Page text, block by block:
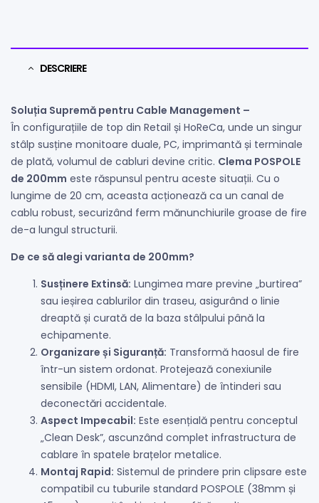
DESCRIERE
Soluția Supremă pentru Cable Management –
În configurațiile de top din Retail și HoReCa, unde un singur
stâlp susține monitoare duale, PC, imprimantă și terminale
de plată, volumul de cabluri devine critic. Clema POSPOLE
de 200mm este răspunsul pentru aceste situații. Cu o
lungime de 20 cm, aceasta acționează ca un canal de
cablu robust, securizând ferm mănunchiurile groase de fire
de-a lungul structurii.
De ce să alegi varianta de 200mm?
Susținere Extinsă: Lungimea mare previne „burtirea”
sau ieșirea cablurilor din traseu, asigurând o linie
dreaptă și curată de la baza stâlpului până la
echipamente.
Organizare și Siguranță: Transformă haosul de fire
într-un sistem ordonat. Protejează conexiunile
sensibile (HDMI, LAN, Alimentare) de întinderi sau
deconectări accidentale.
Aspect Impecabil: Este esențială pentru conceptul
„Clean Desk”, ascunzând complet infrastructura de
cablare în spatele brațelor metalice.
Montaj Rapid: Sistemul de prindere prin clipsare este
compatibil cu tuburile standard POSPOLE (38mm și